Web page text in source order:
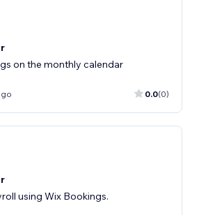
on the monthly calendar
0.0(0)
using Wix Bookings.